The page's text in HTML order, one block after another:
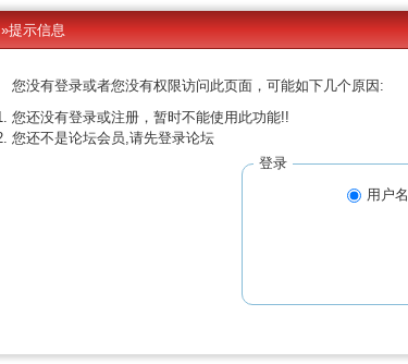
»提示信息
您没有登录或者您没有权限访问此页面，可能如下几个原因:
您还没有登录或注册，暂时不能使用此功能!!
您还不是论坛会员,请先登录论坛
登录
用户名